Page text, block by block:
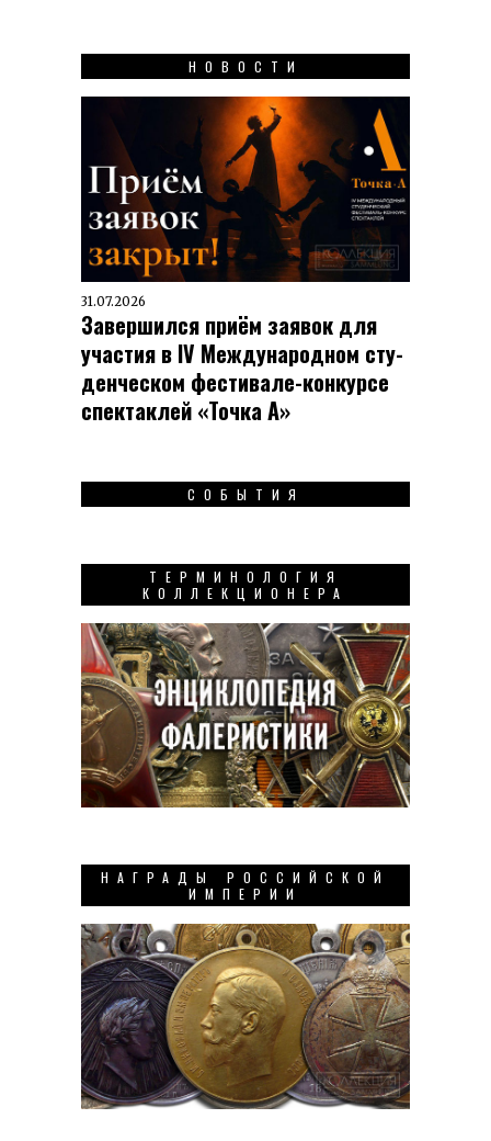
НОВОСТИ
31.07.2026
Завершился приём заявок для
участия в IV Меж­ду­на­род­ном сту­
ден­чес­ком фес­ти­вале-кон­кур­се
спек­таклей «Точка А»
СОБЫТИЯ
ТЕРМИНОЛОГИЯ
КОЛЛЕКЦИОНЕРА
НАГРАДЫ РОССИЙСКОЙ
ИМПЕРИИ